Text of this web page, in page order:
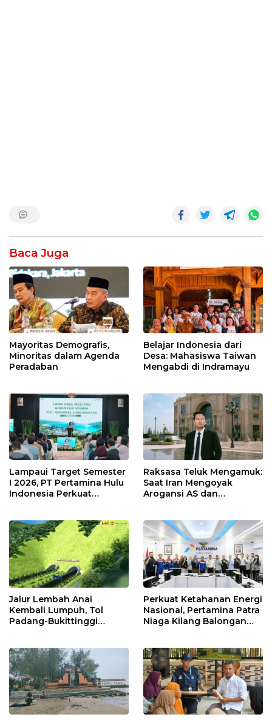
Baca Juga
Mayoritas Demografis,
Minoritas dalam Agenda
Peradaban
Belajar Indonesia dari
Desa: Mahasiswa Taiwan
Mengabdi di Indramayu
Lampaui Target Semester
I 2026, PT Pertamina Hulu
Indonesia Perkuat
Keselamatan Kerja
Raksasa Teluk Mengamuk:
Saat Iran Mengoyak
Arogansi AS dan
Jalur Lembah Anai
Kembali Lumpuh, Tol
Padang-Bukittinggi
Perkuat Ketahanan Energi
Nasional, Pertamina Patra
Niaga Kilang Balongan